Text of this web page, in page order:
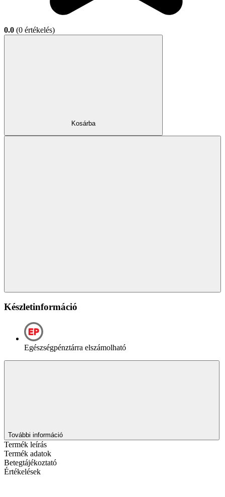
0.0 (0 értékelés)
Kosárba
Készletinformáció
Egészségpénztárra elszámolható
További információ
Termék leírás
Termék adatok
Betegtájékoztató
Értékelések